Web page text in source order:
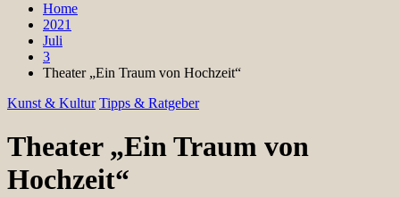
Home
2021
Juli
3
Theater „Ein Traum von Hochzeit“
Kunst & Kultur Tipps & Ratgeber
Theater „Ein Traum von
Hochzeit“